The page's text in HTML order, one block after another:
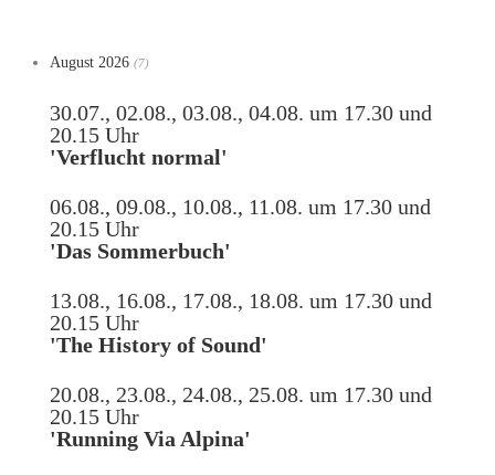
August 2026 (7)
30.07., 02.08., 03.08., 04.08. um 17.30 und
20.15 Uhr
'Verflucht normal'
06.08., 09.08., 10.08., 11.08. um 17.30 und
20.15 Uhr
'Das Sommerbuch'
13.08., 16.08., 17.08., 18.08. um 17.30 und
20.15 Uhr
'The History of Sound'
20.08., 23.08., 24.08., 25.08. um 17.30 und
20.15 Uhr
'Running Via Alpina'